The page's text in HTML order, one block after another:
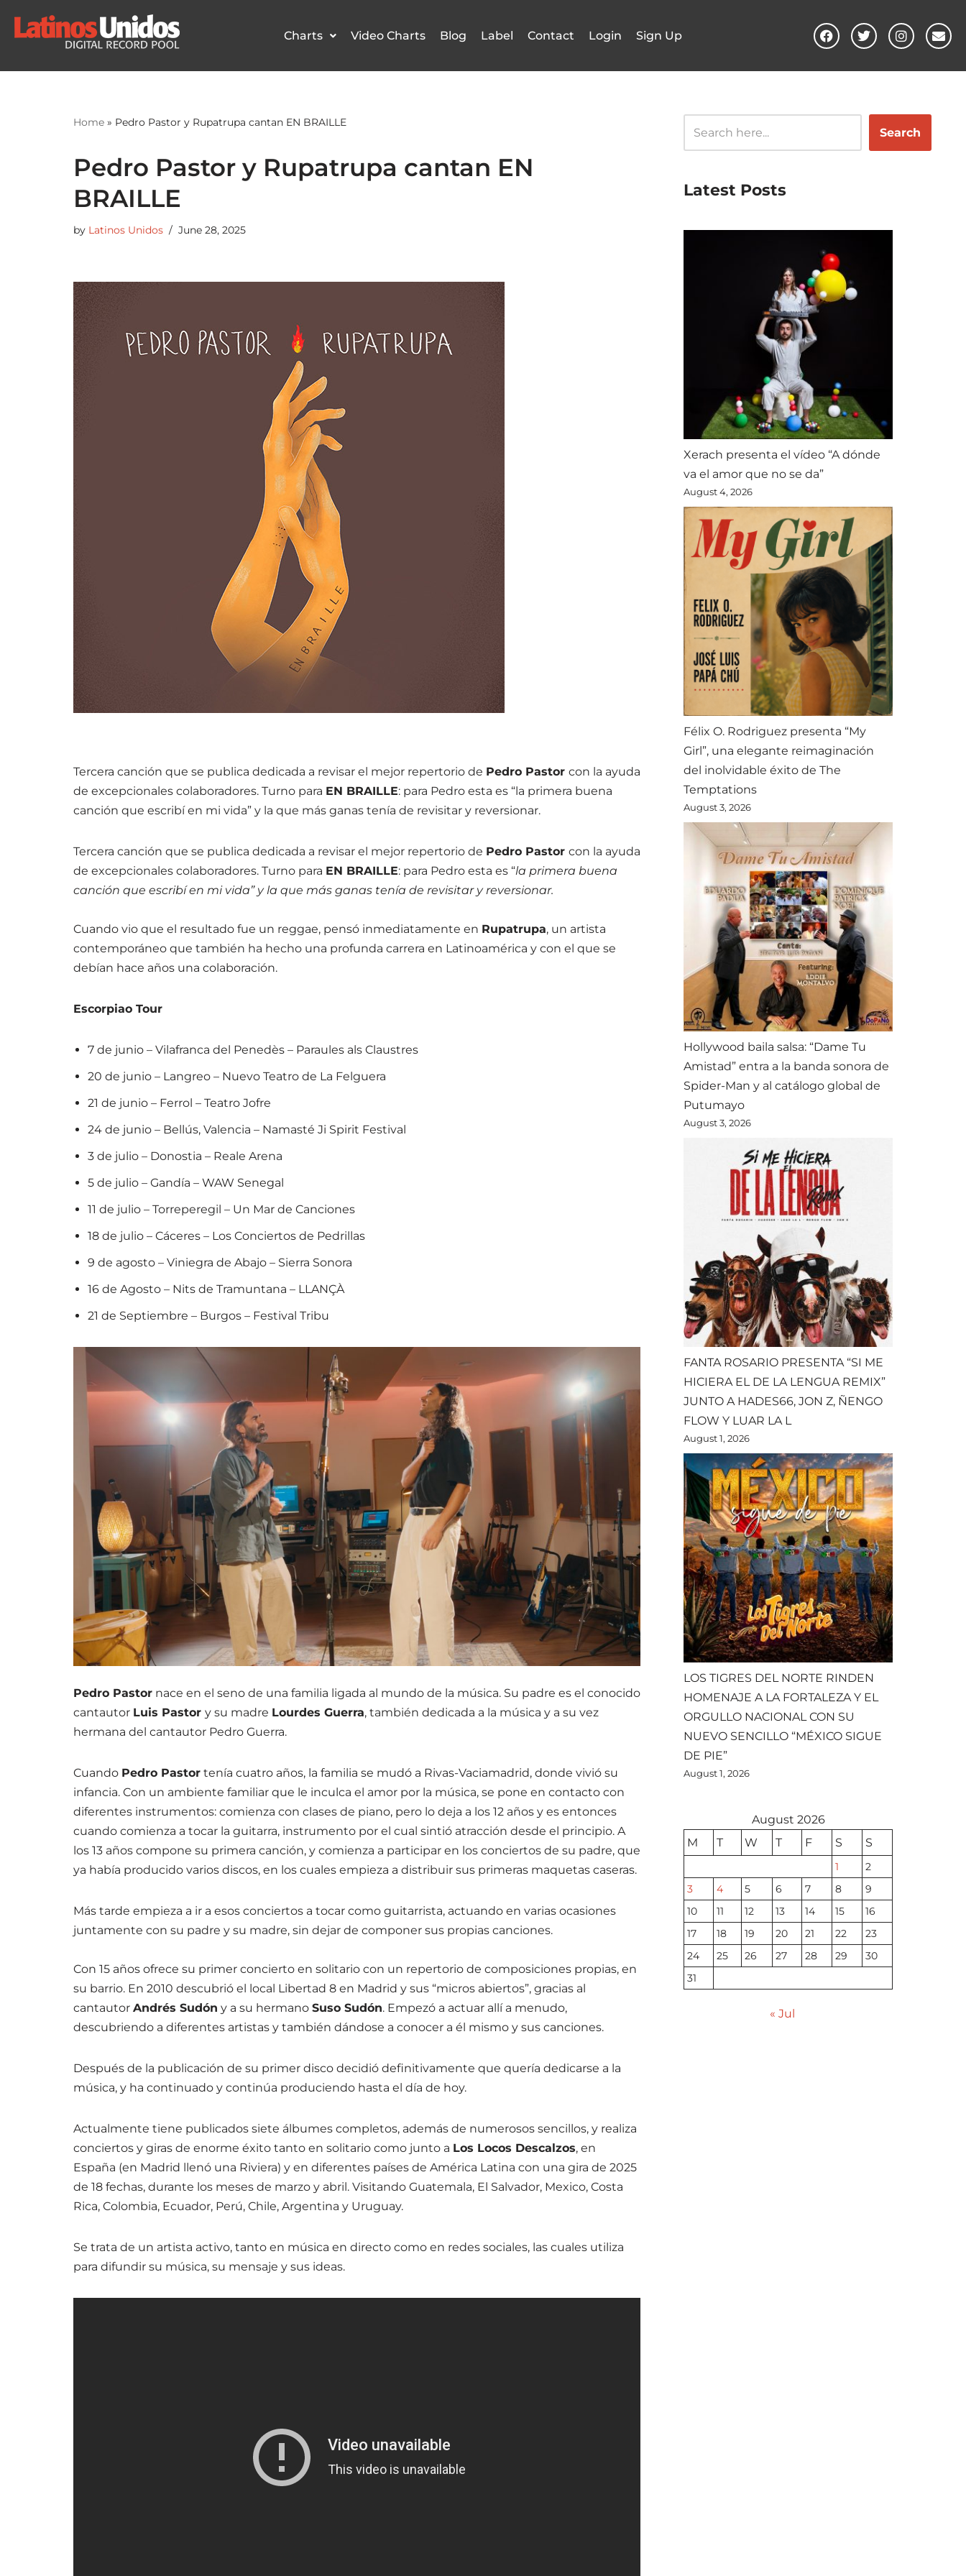
Skip
Charts Video Charts Blog Label Contact Login Sign Up
Home » Pedro Pastor y Rupatrupa cantan EN BRAILLE
Pedro Pastor y Rupatrupa cantan EN
BRAILLE
by Latinos Unidos June 28, 2025
Tercera canción que se publica dedicada a revisar el mejor repertorio de Pedro Pastor con la ayuda
de excepcionales colaboradores. Turno para EN BRAILLE: para Pedro esta es “la primera buena
canción que escribí en mi vida” y la que más ganas tenía de revisitar y reversionar.
Tercera canción que se publica dedicada a revisar el mejor repertorio de Pedro Pastor con la ayuda
de excepcionales colaboradores. Turno para EN BRAILLE: para Pedro esta es “la primera buena
canción que escribí en mi vida” y la que más ganas tenía de revisitar y reversionar.
Cuando vio que el resultado fue un reggae, pensó inmediatamente en Rupatrupa, un artista
contemporáneo que también ha hecho una profunda carrera en Latinoamérica y con el que se
debían hace años una colaboración.
Escorpiao Tour
7 de junio – Vilafranca del Penedès – Paraules als Claustres
20 de junio – Langreo – Nuevo Teatro de La Felguera
21 de junio – Ferrol – Teatro Jofre
24 de junio – Bellús, Valencia – Namasté Ji Spirit Festival
3 de julio – Donostia – Reale Arena
5 de julio – Gandía – WAW Senegal
11 de julio – Torreperegil – Un Mar de Canciones
18 de julio – Cáceres – Los Conciertos de Pedrillas
9 de agosto – Viniegra de Abajo – Sierra Sonora
16 de Agosto – Nits de Tramuntana – LLANÇÀ
21 de Septiembre – Burgos – Festival Tribu
Pedro Pastor nace en el seno de una familia ligada al mundo de la música. Su padre es el conocido
cantautor Luis Pastor y su madre Lourdes Guerra, también dedicada a la música y a su vez
hermana del cantautor Pedro Guerra.
Cuando Pedro Pastor tenía cuatro años, la familia se mudó a Rivas-Vaciamadrid, donde vivió su
infancia. Con un ambiente familiar que le inculca el amor por la música, se pone en contacto con
diferentes instrumentos: comienza con clases de piano, pero lo deja a los 12 años y es entonces
cuando comienza a tocar la guitarra, instrumento por el cual sintió atracción desde el principio. A
los 13 años compone su primera canción, y comienza a participar en los conciertos de su padre, que
ya había producido varios discos, en los cuales empieza a distribuir sus primeras maquetas caseras.
Más tarde empieza a ir a esos conciertos a tocar como guitarrista, actuando en varias ocasiones
juntamente con su padre y su madre, sin dejar de componer sus propias canciones.
Con 15 años ofrece su primer concierto en solitario con un repertorio de composiciones propias, en
su barrio. En 2010 descubrió el local Libertad 8 en Madrid y sus “micros abiertos”, gracias al
cantautor Andrés Sudón y a su hermano Suso Sudón. Empezó a actuar allí a menudo,
descubriendo a diferentes artistas y también dándose a conocer a él mismo y sus canciones.
Después de la publicación de su primer disco decidió definitivamente que quería dedicarse a la
música, y ha continuado y continúa produciendo hasta el día de hoy.
Actualmente tiene publicados siete álbumes completos, además de numerosos sencillos, y realiza
conciertos y giras de enorme éxito tanto en solitario como junto a Los Locos Descalzos, en
España (en Madrid llenó una Riviera) y en diferentes países de América Latina con una gira de 2025
de 18 fechas, durante los meses de marzo y abril. Visitando Guatemala, El Salvador, Mexico, Costa
Rica, Colombia, Ecuador, Perú, Chile, Argentina y Uruguay.
Se trata de un artista activo, tanto en música en directo como en redes sociales, las cuales utiliza
para difundir su música, su mensaje y sus ideas.
Search
Latest Posts
Xerach presenta el vídeo “A dónde
va el amor que no se da”
August 4, 2026
Félix O. Rodriguez presenta “My
Girl”, una elegante reimaginación
del inolvidable éxito de The
Temptations
August 3, 2026
Hollywood baila salsa: “Dame Tu
Amistad” entra a la banda sonora de
Spider-Man y al catálogo global de
Putumayo
August 3, 2026
FANTA ROSARIO PRESENTA “SI ME
HICIERA EL DE LA LENGUA REMIX”
JUNTO A HADES66, JON Z, ÑENGO
FLOW Y LUAR LA L
August 1, 2026
LOS TIGRES DEL NORTE RINDEN
HOMENAJE A LA FORTALEZA Y EL
ORGULLO NACIONAL CON SU
NUEVO SENCILLO “MÉXICO SIGUE
DE PIE”
August 1, 2026
August 2026
M
T W T F S S
1
2
3
4 5 6 7 8
9
10
11 12 13 14 15
16
17
18 19 20 21 22
23
24
25 26 27 28 29
30
31
« Jul